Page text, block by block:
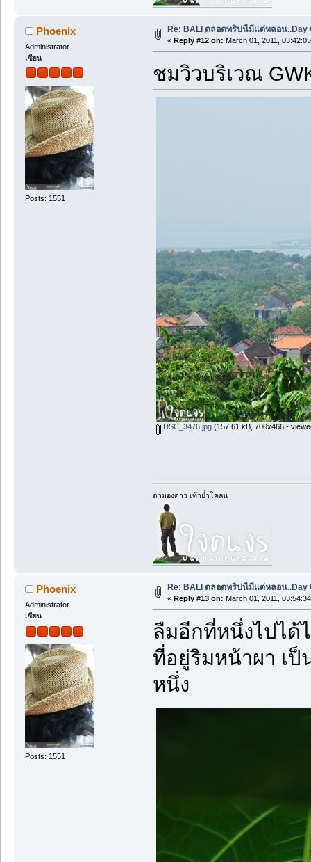
Phoenix
Administrator
เซียน
Posts: 1551
Re: BALI ตลอดทริปนี้มีแต่หลอน..Day
« Reply #12 on: March 01, 2011,
ชมวิวบริเวณ
DSC_3476.jpg(157.61 kB, 700x466 -
ตามองดาว เท้าย่ำโคลน
Phoenix
Administrator
เซียน
Posts: 1551
Re: BALI ตลอดทริปนี้มีแต่หลอน..Day
« Reply #13 on: March 01, 2011,
ลืมอีกที่หนึ่งไปได้
ที่อยู่ริมหน้าผา เ
หนึ่ง